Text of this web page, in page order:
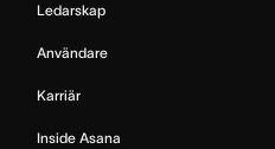
Ledarskap
Användare
Karriär
Inside Asana